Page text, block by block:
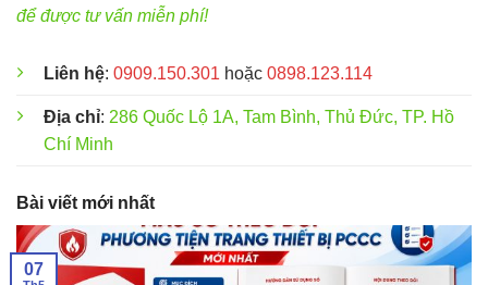
để được tư vấn miễn phí!
Liên hệ: 0909.150.301 hoặc 0898.123.114
Địa chỉ: 286 Quốc Lộ 1A, Tam Bình, Thủ Đức, TP. Hồ
Chí Minh
Bài viết mới nhất
07